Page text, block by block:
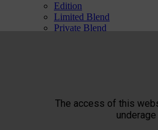
The access of this
Edition
Limited Blend
Private Blend
Bolivar
Cohiba